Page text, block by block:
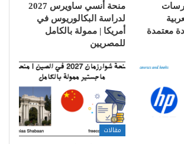
معتمدة
منحة أنسي ساويرس 2027
لدراسة البكالوريوس في
أمريكا | ممولة بالكامل
للمصريين
مقالات